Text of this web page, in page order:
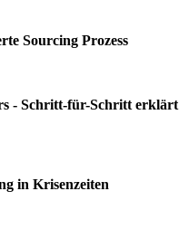
Sourcing Prozess
- Schritt-für-Schritt erklärt
in Krisenzeiten